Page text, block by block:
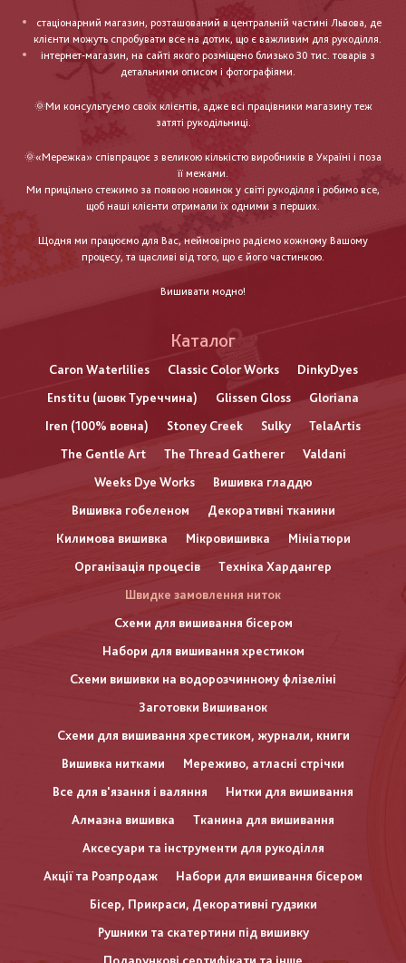
стаціонарний магазин, розташований в центральній частині Львова, де
клієнти можуть спробувати все на дотик, що є важливим для рукоділля.
інтернет-магазин, на сайті якого розміщено близько 30 тис. товарів з
детальними описом і фотографіями.
🌞Ми консультуємо своїх клієнтів, адже всі працівники магазину теж
затяті рукодільниці.
🌞«Мережка» співпрацює з великою кількістю виробників в Україні і поза
її межами.
Ми прицільно стежимо за появою новинок у світі рукоділля і робимо все,
щоб наші клієнти отримали їх одними з перших.
Щодня ми працюємо для Вас, неймовірно радіємо кожному Вашому
процесу, та щасливі від того, що є його частинкою.
Вишивати модно!
Каталог
Caron Waterlilies Classic Color Works
DinkyDyes
Enstitu (шовк Туреччина)
Glissen Gloss
Gloriana
Iren (100% вовна)
Stoney Creek Sulky
TelaArtis
The Gentle Art
The Thread Gatherer
Valdani
Weeks Dye Works
Вишивка гладдю
Вишивка гобеленом
Декоративні тканини
Килимова вишивка
Мікровишивка
Мініатюри
Організація процесів
Техніка Хардангер
Швидке замовлення ниток
Схеми для вишивання бісером
Набори для вишивання хрестиком
Схеми вишивки на водорозчинному флізеліні
Заготовки Вишиванок
Схеми для вишивання хрестиком, журнали, книги
Вишивка нитками
Мереживо, атласні стрічки
Все для в'язання і валяння
Нитки для вишивання
Алмазна вишивка
Тканина для вишивання
Аксесуари та інструменти для рукоділля
Акції та Розпродаж
Набори для вишивання бісером
Бісер, Прикраси, Декоративні гудзики
Рушники та скатертини під вишивку